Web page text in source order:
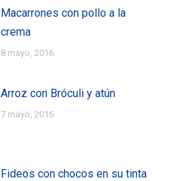
Macarrones con pollo a la
crema
8 mayo, 2016
Arroz con Bróculi y atún
7 mayo, 2016
Fideos con chocos en su tinta